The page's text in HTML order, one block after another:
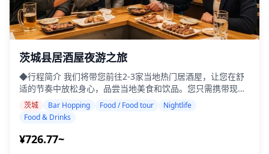
茨城县居酒屋夜游之旅
◆行程简介 我们将带您前往2-3家当地热门居酒屋，让您在舒
适的节奏中放松身心，品尝当地美食和饮品。您只需携带现
金，其余的交给我们。让我们一起分享难忘的当地体验吧！ ・
选择您喜欢的区域：茨城县内您想去的地点（并非茨城县所有
好的导游也能让您安心游玩 ・小团旅游确保您获得更个性化和
茨城 Bar Hopping Food / Food tour
Nightlife
Food & Drinks
¥726.77~